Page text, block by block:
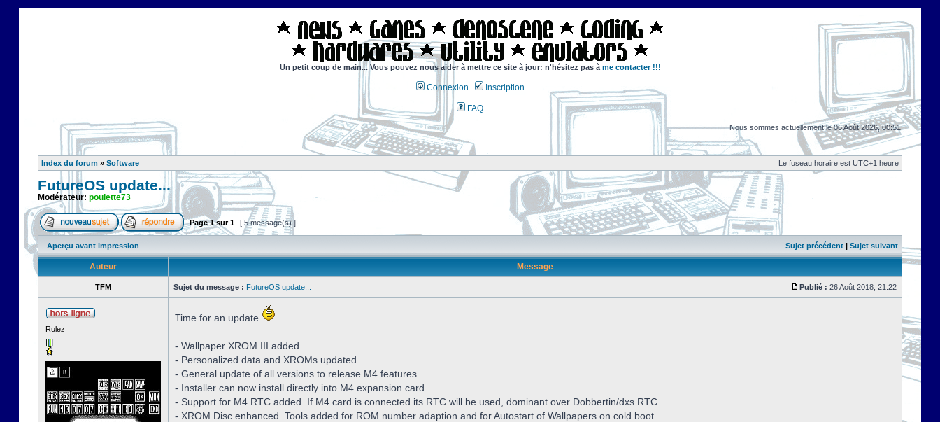
Un petit coup de main... Vous pouvez nous aider à mettre ce site à jour: n'hésitez pas à me contacter !!!
Connexion Inscription
FAQ
Nous sommes actuellement le 06 Août 2026, 00:51
Index du forum » Software Le fuseau horaire est UTC+1 heure
FutureOS update...
Modérateur: poulette73
Page1sur1 [ 5 message(s) ]
Aperçu avant impression Sujet précédent | Sujet suivant
Auteur Message
TFM Sujet du message : FutureOS update... Publié : 26 Août 2018, 21:22
Rulez
Time for an update
- Wallpaper XROM III added
- Personalized data and XROMs updated
- General update of all versions to release M4 features
- Installer can now install directly into M4 expansion card
- Support for M4 RTC added. If M4 card is connected its RTC will be used, dominant over Dobbertin/dxs RTC
- XROM Disc enhanced. Tools added for ROM number adaption and for Autostart of Wallpapers on cold boot